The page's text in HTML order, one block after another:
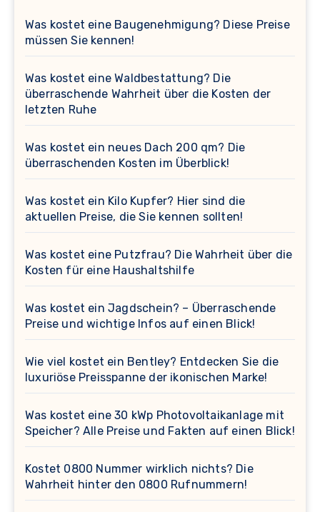
Was kostet eine Baugenehmigung? Diese Preise
müssen Sie kennen!
Was kostet eine Waldbestattung? Die
überraschende Wahrheit über die Kosten der
letzten Ruhe
Was kostet ein neues Dach 200 qm? Die
überraschenden Kosten im Überblick!
Was kostet ein Kilo Kupfer? Hier sind die
aktuellen Preise, die Sie kennen sollten!
Was kostet eine Putzfrau? Die Wahrheit über die
Kosten für eine Haushaltshilfe
Was kostet ein Jagdschein? – Überraschende
Preise und wichtige Infos auf einen Blick!
Wie viel kostet ein Bentley? Entdecken Sie die
luxuriöse Preisspanne der ikonischen Marke!
Was kostet eine 30 kWp Photovoltaikanlage mit
Speicher? Alle Preise und Fakten auf einen Blick!
Kostet 0800 Nummer wirklich nichts? Die
Wahrheit hinter den 0800 Rufnummern!